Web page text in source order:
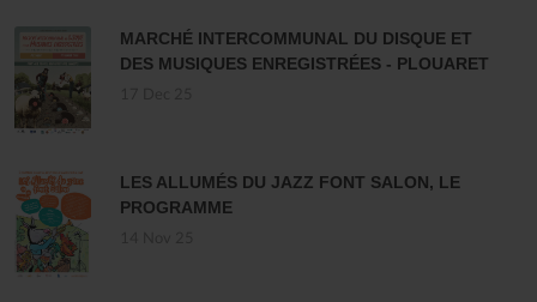
MARCHÉ INTERCOMMUNAL DU DISQUE ET
DES MUSIQUES ENREGISTRÉES - PLOUARET
LES ALLUMÉS DU JAZZ FONT SALON, LE
PROGRAMME